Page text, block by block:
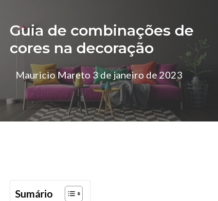
Guia de combinações de
cores na decoração
Mauricio Mareto 3 de janeiro de 2023
Sumário